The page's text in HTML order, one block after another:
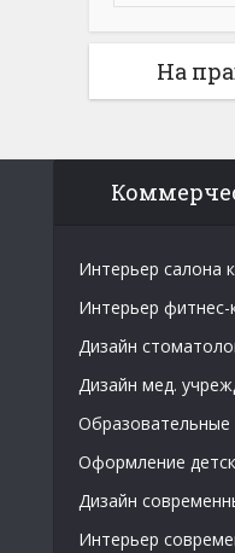
На
Интерьер салона
Интерьер фитнес-
Дизайн
Дизайн мед.
Образовательные
Оформление
Дизайн
Интерьер